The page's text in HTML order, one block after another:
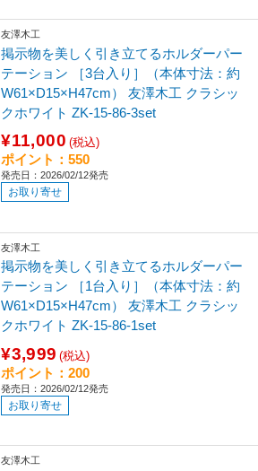
友澤木工
掲示物を美しく引き立てるホルダーパー
テーション ［3台入り］（本体寸法：約
W61×D15×H47cm） 友澤木工 クラシッ
クホワイト ZK-15-86-3set
¥11,000 (税込)
ポイント：550
発売日：2026/02/12発売
お取り寄せ
友澤木工
掲示物を美しく引き立てるホルダーパー
テーション ［1台入り］（本体寸法：約
W61×D15×H47cm） 友澤木工 クラシッ
クホワイト ZK-15-86-1set
¥3,999 (税込)
ポイント：200
発売日：2026/02/12発売
お取り寄せ
友澤木工